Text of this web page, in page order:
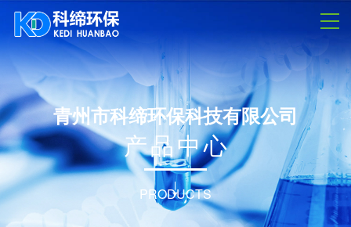
青州市科缔环保科技有限公司
产品中心
PRODUCTS